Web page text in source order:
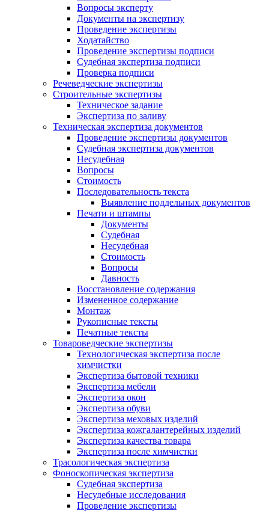
Вопросы эксперту
Документы на экспертизу
Проведение экспертизы
Ходатайство
Проведение экспертизы подписи
Судебная экспертиза подписи
Проверка подписи
Речеведческие экспертизы
Строительные экспертизы
Техническое задание
Экспертиза по заливу
Техническая экспертиза документов
Проведение экспертизы документов
Судебная экспертиза документов
Несудебная
Вопросы
Стоимость
Последовательность текста
Выявление поддельных документов
Печати и штампы
Документы
Судебная
Несудебная
Стоимость
Вопросы
Давность
Восстановление содержания
Измененное содержание
Монтаж
Рукописные тексты
Печатные тексты
Товароведческие экспертизы
Технологическая экспертиза после
химчистки
Экспертиза бытовой техники
Экспертиза мебели
Экспертиза окон
Экспертиза обуви
Экспертиза меховых изделий
Экспертиза кожгалантерейных изделий
Экспертиза качества товара
Экспертиза после химчистки
Трасологическая экспертиза
Фоноскопическая экспертиза
Судебная экспертиза
Несудебные исследования
Проведение экспертизы